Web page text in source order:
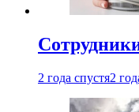
2 года спустя2